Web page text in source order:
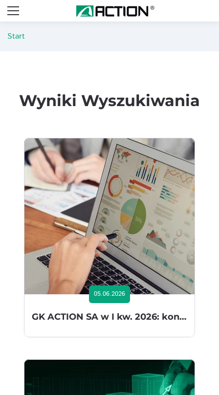
Start
Wyniki Wyszukiwania
05.06.2026
GK ACTION SA w I kw. 2026: konsekwentna realizacja strategii wzrostu